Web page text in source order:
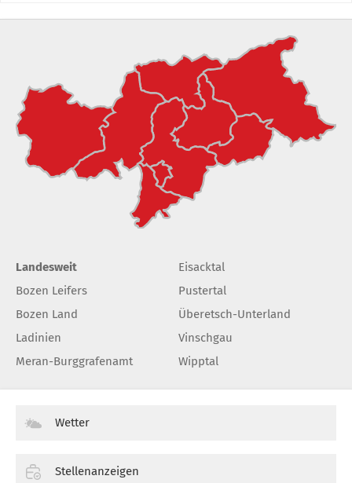
Landesweit
Bozen Leifers
Bozen Land
Ladinien
Meran-Burggrafenamt
Eisacktal
Pustertal
Überetsch-Unterland
Vinschgau
Wipptal
Wetter
Stellenanzeigen